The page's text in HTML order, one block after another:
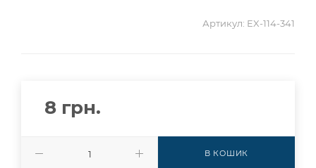
Артикул: EX-114-341
8 грн.
В КОШИК